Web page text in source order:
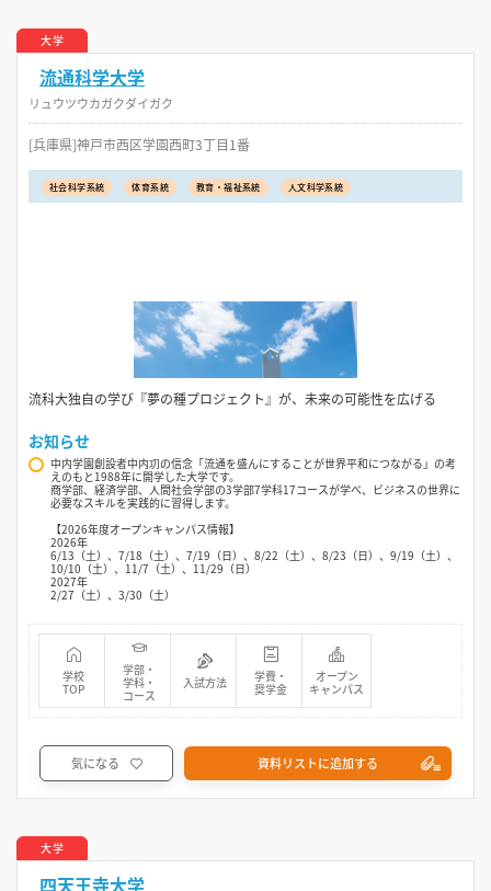
大学
流通科学大学
リュウツウカガクダイガク
[兵庫県]神戸市西区学園西町3丁目1番
社会科学系統 体育系統 教育・福祉系統 人文科学系統
流科大独自の学び『夢の種プロジェクト』が、未来の可能性を広げる
お知らせ
中内学園創設者中内㓛の信念「流通を盛んにすることが世界平和につながる」の考
えのもと1988年に開学した大学です。
商学部、経済学部、人間社会学部の3学部7学科17コースが学べ、ビジネスの世界に
必要なスキルを実践的に習得します。
【2026年度オープンキャンパス情報】
2026年
6/13（土）、7/18（土）、7/19（日）、8/22（土）、8/23（日）、9/19（土）、
10/10（土）、11/7（土）、11/29（日）
2027年
2/27（土）、3/30（土）
学校
TOP
学部・
学科・
コース
入試方法
学費・
奨学金
オープン
キャンパス
気になる 資料リストに追加する
大学
四天王寺大学